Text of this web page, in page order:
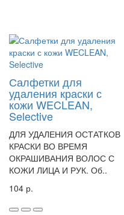
Салфетки для
удаления краски с
кожи WECLEAN,
Selective
ДЛЯ УДАЛЕНИЯ ОСТАТКОВ
КРАСКИ ВО ВРЕМЯ
ОКРАШИВАНИЯ ВОЛОС С
КОЖИ ЛИЦА И РУК. Об..
104 р.